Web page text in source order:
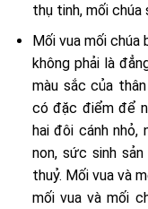
thụ tinh, mối chúa
Mối vua mối chúa
không phải là
màu sắc của
có đặc điểm để
hai đôi cánh
non, sức sinh
thuỷ. Mối vua và
mối vua và mối